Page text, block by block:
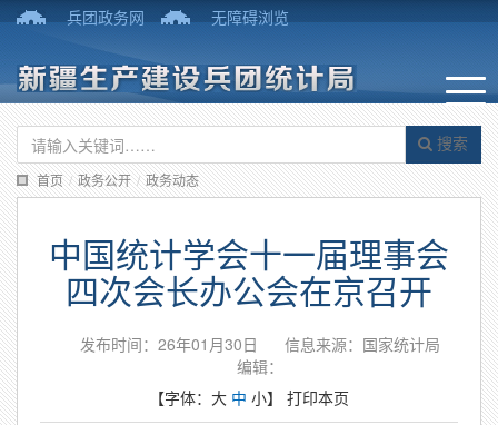
兵团政务网 无障碍浏览
搜索
首页 / 政务公开 / 政务动态
中国统计学会十一届理事会
四次会长办公会在京召开
发布时间：26年01月30日
信息来源：国家统计局
编辑：
【字体： 大 中 小】 打印本页